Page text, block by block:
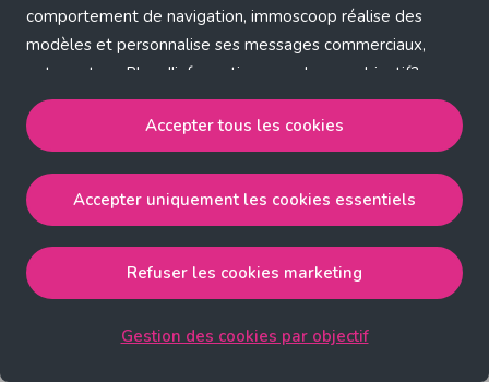
comportement de navigation, immoscoop réalise des
modèles et personnalise ses messages commerciaux,
entre autres. Plus d'informations sur chaque objectif?
Cliquez sur 'Gestion des cookies par objectif'.
Notre politique de cookies
Accepter tous les cookies
strictement nécessaires, performance, fonctionnalité et
publicité ciblée.
Accepter uniquement les cookies essentielsaccepte
les cookies strictement nécessaires.
Accepter tous les cookies
Accepter uniquement les cookies essentiels
Refuser les cookies marketing
Gestion des cookies par objectif